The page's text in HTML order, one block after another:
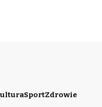
SportZdrowie